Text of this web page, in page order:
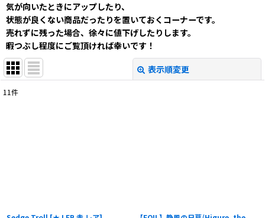
気が向いたときにアップしたり、
状態が良くない商品だったりを置いておくコーナーです。
売れずに残った場合、徐々に値下げしたりします。
暇つぶし程度にご覧頂ければ幸いです！
表示順変更
11件